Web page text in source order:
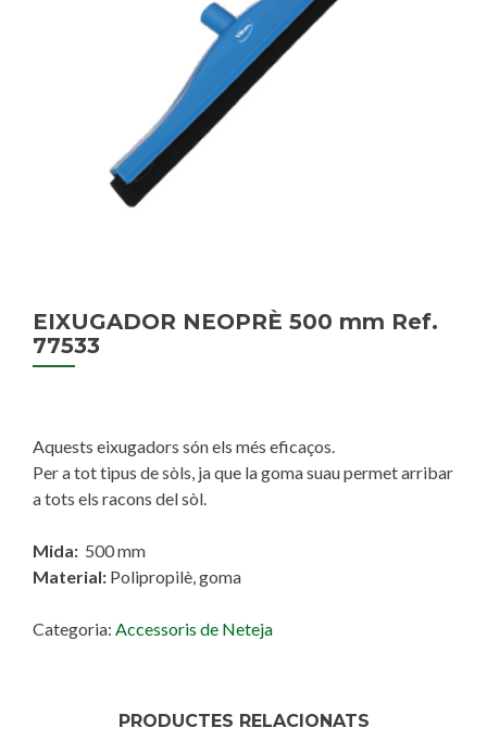
EIXUGADOR NEOPRÈ 500 mm Ref.
77533
Aquests eixugadors són els més eficaços.
Per a tot tipus de sòls, ja que la goma suau permet arribar
a tots els racons del sòl.
Mida: 500 mm
Material: Polipropilè, goma
Categoria: Accessoris de Neteja
PRODUCTES RELACIONATS